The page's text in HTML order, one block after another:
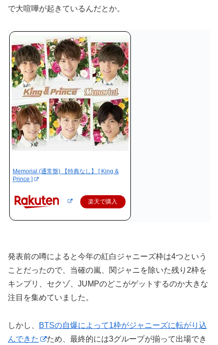
で大喧嘩が起きているんだとか。
Memorial (通常盤) 【特典なし】 [ King &
Prince ]
楽天で購入
発表前の噂によると今年の紅白ジャニーズ枠は4つという
ことだったので、当確の嵐、関ジャニを除いた残り2枠を
キンプリ、セクゾ、JUMPのどこがゲットするのか大きな
注目を集めていました。
しかし、
BTSの自爆によって1枠がジャニーズに転がり込
んできた
ため、最終的には3グループが揃って出場でき